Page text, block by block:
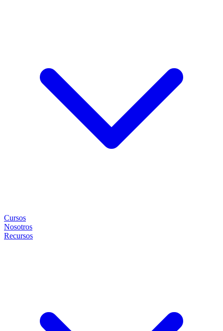
Cursos
Nosotros
Recursos